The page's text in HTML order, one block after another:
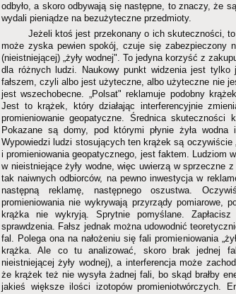
odbyło, a skoro odbywają się następne, to znaczy, że
wydali pieniądze na bezużyteczne przedmioty.
Jeżeli ktoś jest przekonany o ich skuteczności,
może zyska pewien spokój, czuje się zabezpieczony
(nieistniejącej) „żyły wodnej". To jedyna korzyść z
dla różnych ludzi. Naukowy punkt widzenia jest
fałszem, czyli albo jest użyteczne, albo użyteczne nie
jest wszechobecne. „Polsat" reklamuje podobny
Jest to krążek, który działając interferencyjnie
promieniowanie geopatyczne. Średnica skuteczności
Pokazane są domy, pod którymi płynie żyła wodna
Wypowiedzi ludzi stosujących ten krążek są oczywiście
i promieniowania geopatycznego, jest faktem. Ludziom
w nieistniejące żyły wodne, więc uwierzą w sprzeczne
tak naiwnych odbiorców, na pewno inwestycja w
następną reklamę, następnego oszustwa.
promieniowania nie wykrywają przyrządy pomiarowe,
krążka nie wykryją. Sprytnie pomyślane.
sprawdzenia. Fałsz jednak można udowodnić
fal. Polega ona na nałożeniu się fali promieniowania
krążka. Ale co tu analizować, skoro brak jednej
nieistniejącej żyły wodnej), a interferencja może
że krążek też nie wysyła żadnej fali, bo skąd brałby
jakieś większe ilości izotopów promieniotwórczych.